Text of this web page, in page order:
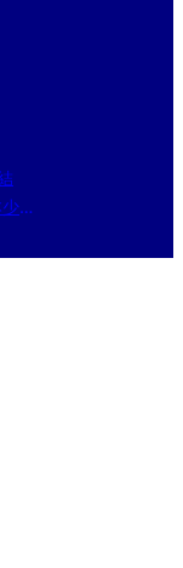
年